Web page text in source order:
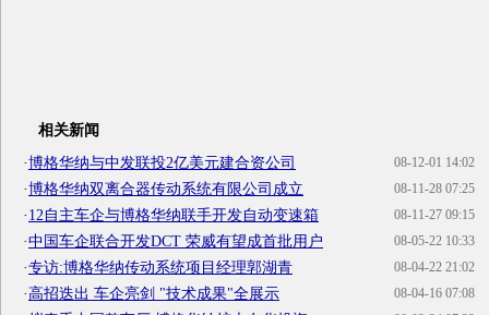
相关新闻
08-12-01 14:02
·博格华纳与中发联投2亿美元建合资公司
08-11-28 07:25
·博格华纳双离合器传动系统有限公司成立
08-11-27 09:15
·12自主车企与博格华纳联手开发自动变速箱
08-05-22 10:33
·中国车企联合开发DCT 荣威有望成首批用户
08-04-22 21:02
·专访:博格华纳传动系统项目经理郭湖青
08-04-16 07:08
·高招迭出 车企亮剑 "技术成果"全展示